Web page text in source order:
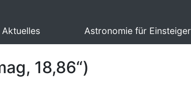
Aktuelles Astronomie für Einsteiger
18,86“)